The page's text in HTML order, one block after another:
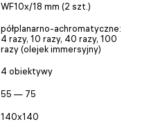
WF10x/18 mm (2 szt.)
półplanarno-achromatyczne:
4 razy, 10 razy, 40 razy, 100
razy (olejek immersyjny)
4 obiektywy
55 — 75
140x140